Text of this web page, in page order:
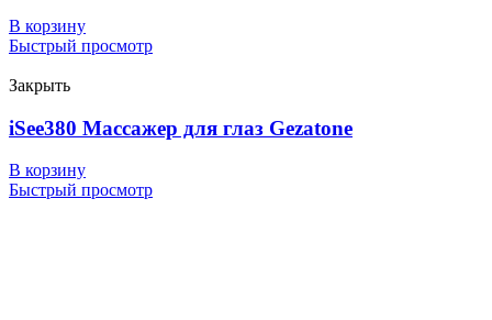
В корзину
Быстрый просмотр
Закрыть
iSee380 Массажер для глаз Gezatone
В корзину
Быстрый просмотр